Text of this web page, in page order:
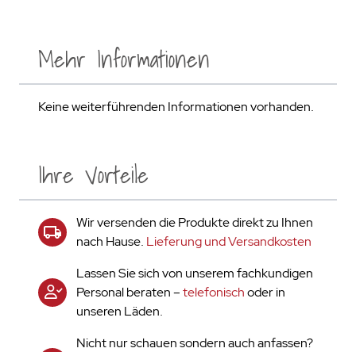
Ihre Vorteile
Wir versenden die Produkte direkt zu Ihnen
nach Hause. Lieferung und Versandkosten
Lassen Sie sich von unserem fachkundigen
Personal beraten –telefonischoder in
unseren Läden.
Nicht nur schauen sondern auch anfassen?
Mehr Informationen
Keine weiterführenden Informationen vorhanden.